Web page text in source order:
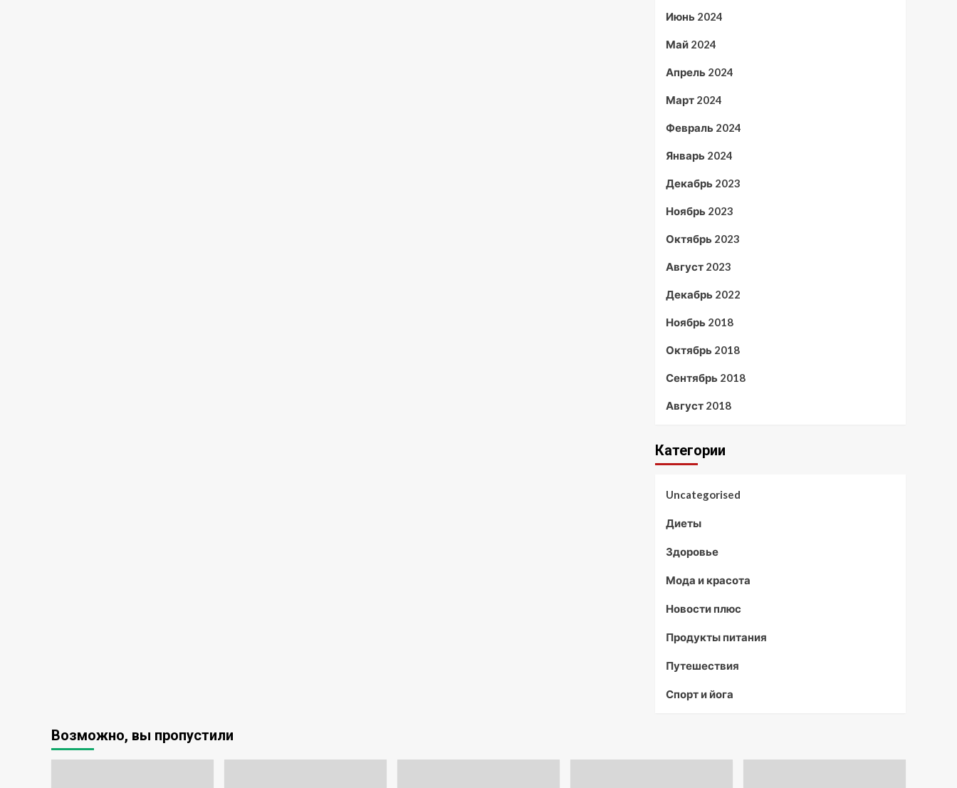
Июнь 2024
Май 2024
Апрель 2024
Март 2024
Февраль 2024
Январь 2024
Декабрь 2023
Ноябрь 2023
Октябрь 2023
Август 2023
Декабрь 2022
Ноябрь 2018
Октябрь 2018
Сентябрь 2018
Август 2018
Категории
Uncategorised
Диеты
Здоровье
Мода и красота
Новости плюс
Продукты питания
Путешествия
Спорт и йога
Возможно, вы пропустили